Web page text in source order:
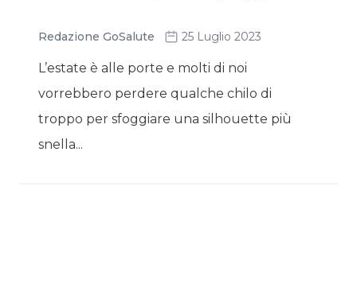
Redazione GoSalute 25 Luglio 2023
L’estate è alle porte e molti di noi
vorrebbero perdere qualche chilo di
troppo per sfoggiare una silhouette più
snella...